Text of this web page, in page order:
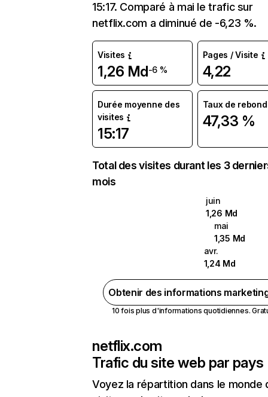
15:17. Comparé à mai le trafic sur
netflix.com a diminué de -6,23 %.
Visites
1,26 Md-6 %
Pages / Visite
4,22
Durée moyenne des
visites
15:17
Taux de rebond
47,33 %
Total des visites durant les 3
mois
juin
1,26 Md
mai
1,35 Md
avr.
1,24 Md
Obtenir des informations
10 fois plus d'informations quotidiennes.
netflix.com
Trafic du site web par pays
Voyez la répartition dans le monde